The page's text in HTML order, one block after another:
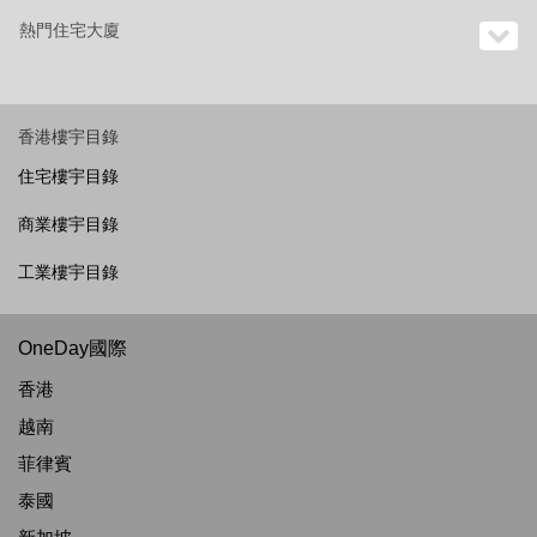
熱門住宅大廈
香港樓宇目錄
住宅樓宇目錄
商業樓宇目錄
工業樓宇目錄
OneDay國際
香港
越南
菲律賓
泰國